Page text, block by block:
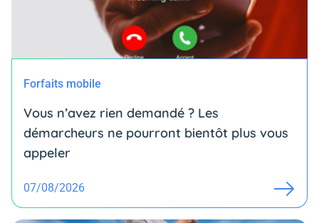
Forfaits mobile
Vous n’avez rien demandé ? Les
démarcheurs ne pourront bientôt plus vous
appeler
07/08/2026